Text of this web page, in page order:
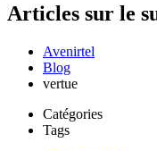
Articles sur le
Avenirtel
Blog
vertue
Catégories
Tags